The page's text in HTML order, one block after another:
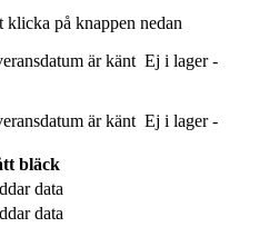
klicka på knappen nedan
är känt Ej i lager -
är känt Ej i lager -
bläck
data
data